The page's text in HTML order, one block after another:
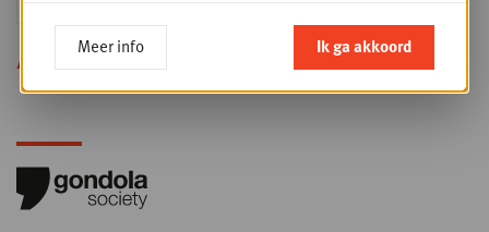
Alle opleidingen
Meer info Ik ga akkoord